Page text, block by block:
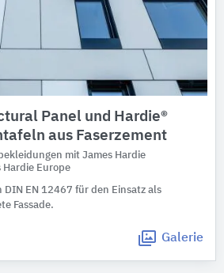
Panel und Hardie®
aus Faserzement
mit James Hardie
Hardie Europe
DIN EN 12467 für den Einsatz als
Fassade.
Galerie